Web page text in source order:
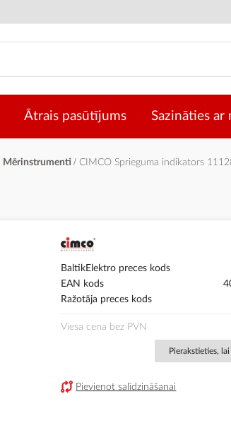
Ātrais pasūtījums Sazināties ar
Mērinstrumenti CIMCO Sprieguma indikators
BaltikElektro preces kods
EAN kods
Ražotāja preces kods
Viesa cena bez PVN
Pierakstieties,
Pievienot salīdzināšanai